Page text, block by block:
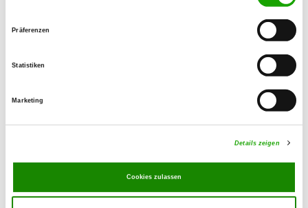
Präferenzen
Statistiken
Marketing
Details zeigen
Cookies zulassen
Details
Nordstraße 3
Leutewitzer Str. 1a
01589 Riesa-Göhlis
OG - Claußnitz OT Markersdorf
Details
09236 Markersdorf